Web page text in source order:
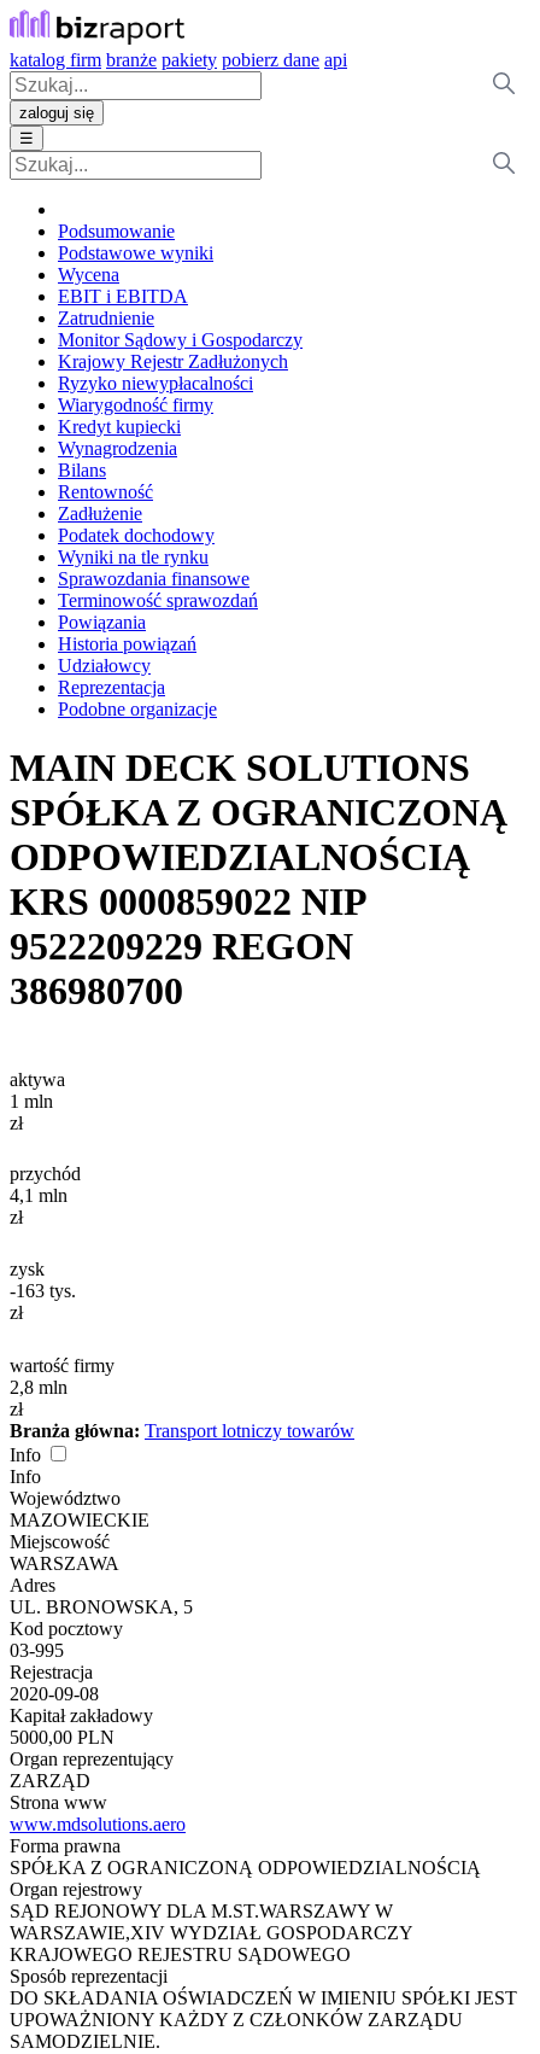
katalog firm branże pakiety pobierz dane api
zaloguj się
☰
Podsumowanie
Podstawowe wyniki
Wycena
EBIT i EBITDA
Zatrudnienie
Monitor Sądowy i Gospodarczy
Krajowy Rejestr Zadłużonych
Ryzyko niewypłacalności
Wiarygodność firmy
Kredyt kupiecki
Wynagrodzenia
Bilans
Rentowność
Zadłużenie
Podatek dochodowy
Wyniki na tle rynku
Sprawozdania finansowe
Terminowość sprawozdań
Powiązania
Historia powiązań
Udziałowcy
Reprezentacja
Podobne organizacje
MAIN DECK SOLUTIONS
SPÓŁKA Z OGRANICZONĄ
ODPOWIEDZIALNOŚCIĄ
KRS 0000859022 NIP
9522209229 REGON
386980700
aktywa
1 mln
zł
przychód
4,1 mln
zł
zysk
-163 tys.
zł
wartość firmy
2,8 mln
zł
Branża główna: Transport lotniczy towarów
Info
Info
Województwo
MAZOWIECKIE
Miejscowość
WARSZAWA
Adres
UL. BRONOWSKA, 5
Kod pocztowy
03-995
Rejestracja
2020-09-08
Kapitał zakładowy
5000,00 PLN
Organ reprezentujący
ZARZĄD
Strona www
www.mdsolutions.aero
Forma prawna
SPÓŁKA Z OGRANICZONĄ ODPOWIEDZIALNOŚCIĄ
Organ rejestrowy
SĄD REJONOWY DLA M.ST.WARSZAWY W
WARSZAWIE,XIV WYDZIAŁ GOSPODARCZY
KRAJOWEGO REJESTRU SĄDOWEGO
Sposób reprezentacji
DO SKŁADANIA OŚWIADCZEŃ W IMIENIU SPÓŁKI JEST
UPOWAŻNIONY KAŻDY Z CZŁONKÓW ZARZĄDU
SAMODZIELNIE.